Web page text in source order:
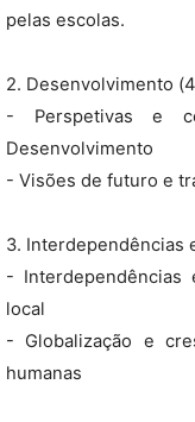
pelas escolas.
2. Desenvolvimento
- Perspetivas e
Desenvolvimento
- Visões de futuro e
3. Interdependências
-
local
- Globalização e
humanas